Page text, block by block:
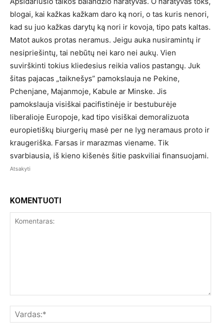
blogai, kai kažkas kažkam daro ką nori, o tas kuris nenori,
kad su juo kažkas darytų ką nori ir kovoja, tipo pats kaltas.
Matot aukos protas neramus. Jeigu auka nusiramintų ir
nesipriešintų, tai nebūtų nei karo nei aukų. Vien
suvirškinti tokius kliedesius reikia valios pastangų. Juk
šitas pajacas „taiknešys” pamokslauja ne Pekine,
Pchenjane, Majanmoje, Kabule ar Minske. Jis
pamokslauja visiškai pacifistinėje ir bestuburėje
liberalioje Europoje, kad tipo visiškai demoralizuota
europietiškų biurgerių masė per ne lyg neramaus proto ir
kraugeriška. Farsas ir marazmas viename. Tik
svarbiausia, iš kieno kišenės šitie paskviliai finansuojami.
Atsakyti
KOMENTUOTI